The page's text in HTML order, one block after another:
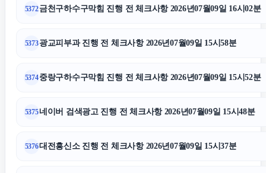
5372금천구하수구막힘 진행 전 체크사항 2026년07월09일 16시02분
5373광교피부과 진행 전 체크사항 2026년07월09일 15시58분
5374중랑구하수구막힘 진행 전 체크사항 2026년07월09일 15시52분
5375네이버 검색광고 진행 전 체크사항 2026년07월09일 15시48분
5376대전흥신소 진행 전 체크사항 2026년07월09일 15시37분